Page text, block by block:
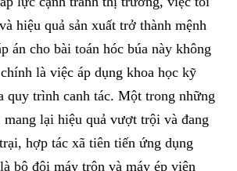
hiệu quả sản xuất trở thành mệnh
án cho bài toán hóc búa này không
là việc áp dụng khoa học kỹ
quy trình canh tác. Một trong những
mang lại hiệu quả vượt trội và đang
hợp tác xã tiên tiến ứng dụng
bộ đôi máy trộn và máy ép viên